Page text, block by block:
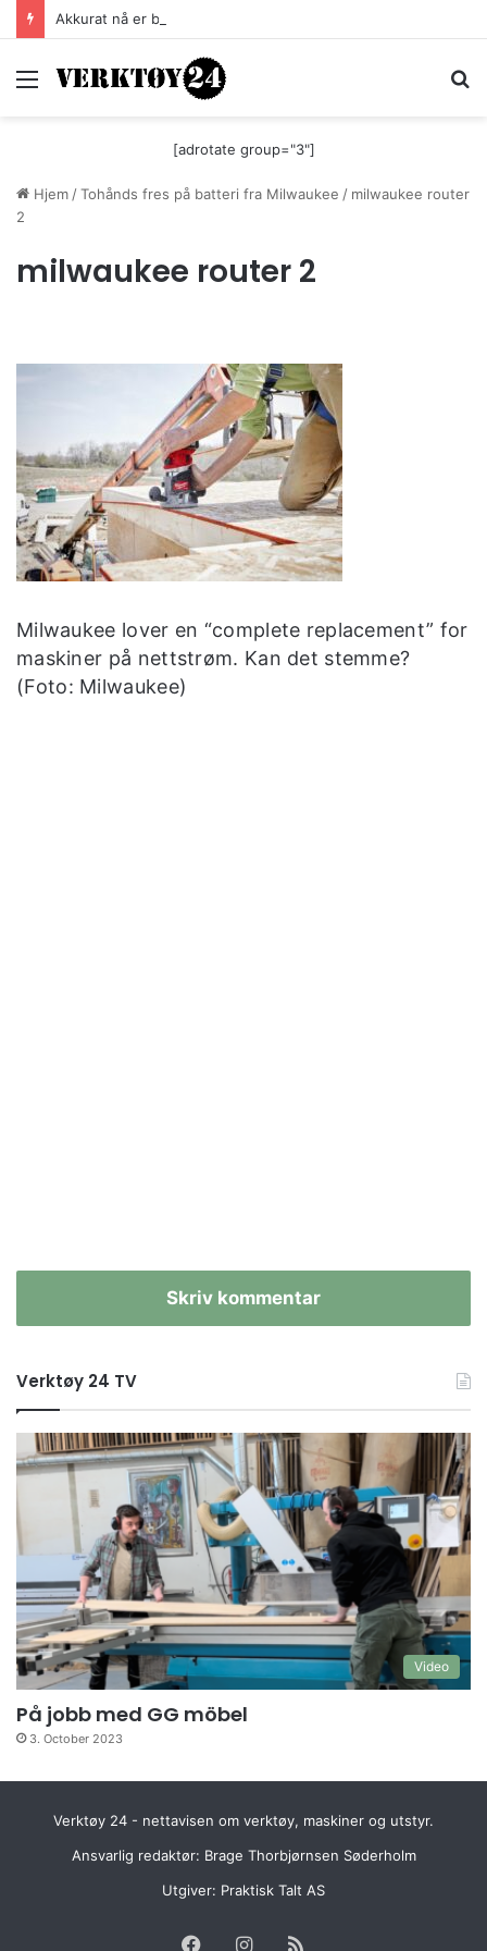
Akkurat nå er batteri-bordsaga til Festool billigere
Meny
[adrotate group="3"]
Hjem /Tohånds fres på batteri fra Milwaukee / milwaukee router
2
milwaukee router 2
Milwaukee lover en “complete replacement” for
maskiner på nettstrøm. Kan det stemme?
(Foto: Milwaukee)
Skriv kommentar
Verktøy 24 TV
Video
På jobb med GG möbel
3. October 2023
Verktøy 24 - nettavisen om verktøy, maskiner og utstyr.
Ansvarlig redaktør: Brage Thorbjørnsen Søderholm
Utgiver: Praktisk Talt AS
FacebookInstagram
RSS